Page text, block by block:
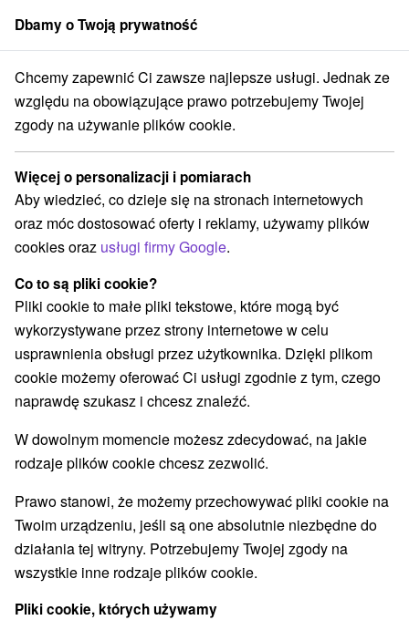
członek grupySorger
Atrakcje na Słowacji Aquaparki, baseny Podglebie
Aquaparki, baseny Podglebie
Kategorie
Wszystkie kategorie
Jazda konna(1)
Túry a turistické chodníky (1)
Amfiteatry i kina w przyrodzie
Źródła(3) Parki miejskie i zamkowe(2)
Miejsca sakralne (1) Zamki (1) Skanseny (1)
Atrakcje turystyczne(8) Zamki, pałace, ruiny(5)
Wieże obserwacyjne i chodniki(1)
Aquaparki, baseny (5) Kościoły drewniane
Wodospady
Atrakcje dla dzieci(6) Ogrody botaniczne(1)
Wsie i miasta
Kováčová(2) Santovka(1)
Dbamy o Twoją prywatność
Chcemy zapewnić Ci zawsze najlepsze usługi. Jednak ze
względu na obowiązujące prawo potrzebujemy Twojej
zgody na używanie plików cookie.
Więcej o personalizacji i pomiarach
Aby wiedzieć, co dzieje się na stronach internetowych
oraz móc dostosować oferty i reklamy, używamy plików
cookies oraz usługi firmy Google.
Co to są pliki cookie?
Pliki cookie to małe pliki tekstowe, które mogą być
wykorzystywane przez strony internetowe w celu
usprawnienia obsługi przez użytkownika. Dzięki plikom
cookie możemy oferować Ci usługi zgodnie z tym, czego
naprawdę szukasz i chcesz znaleźć.
W dowolnym momencie możesz zdecydować, na jakie
rodzaje plików cookie chcesz zezwolić.
Prawo stanowi, że możemy przechowywać pliki cookie na
Twoim urządzeniu, jeśli są one absolutnie niezbędne do
działania tej witryny. Potrzebujemy Twojej zgody na
wszystkie inne rodzaje plików cookie.
Pliki cookie, których używamy